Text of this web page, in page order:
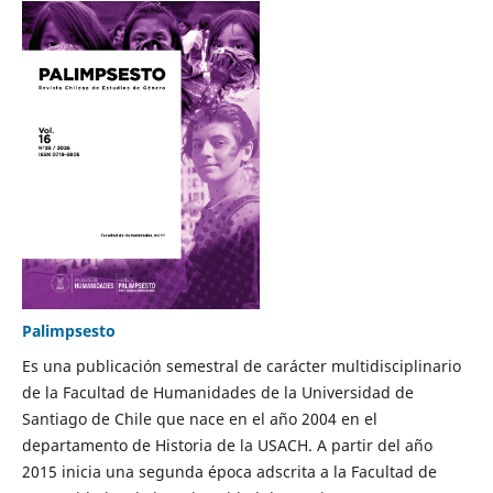
Palimpsesto
Es una publicación semestral de carácter multidisciplinario
de la Facultad de Humanidades de la Universidad de
Santiago de Chile que nace en el año 2004 en el
departamento de Historia de la USACH. A partir del año
2015 inicia una segunda época adscrita a la Facultad de